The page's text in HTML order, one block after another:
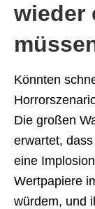
wieder
Könnten
Die großen
erwartet,
eine
Wertpapiere
würdem, und